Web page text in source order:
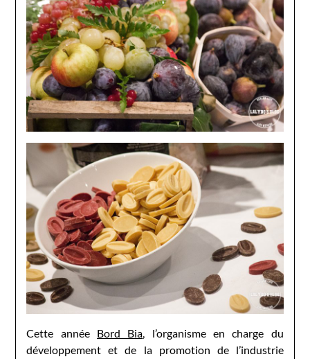
Cette année Bord Bia, l’organisme en charge du
développement et de la promotion de l’industrie